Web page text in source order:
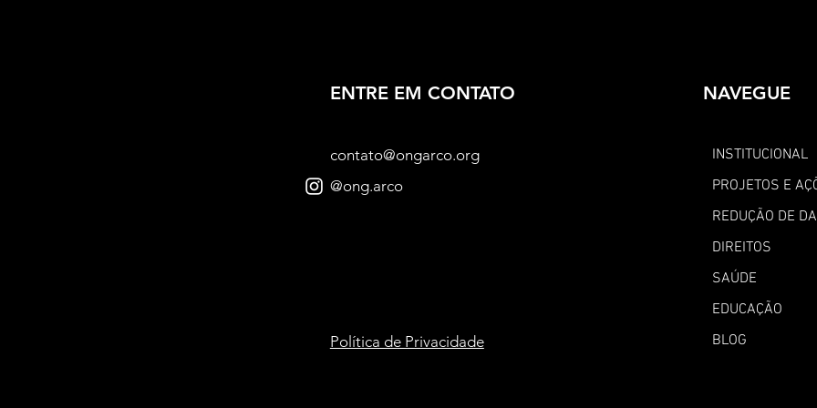
ENTRE EM CONTATO
contato@ongarco.org
@ong.arco
Política de Privacidade
NAVEGUE
INSTITUCIONAL
PROJETOS E
REDUÇÃO DE
DIREITOS
SAÚDE
EDUCAÇÃO
BLOG